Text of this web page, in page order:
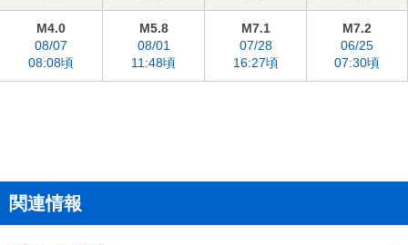
M4.0
08/07
08:08頃
M5.8
08/01
11:48頃
M7.1
07/28
16:27頃
M7.2
06/25
07:30頃
関連情報